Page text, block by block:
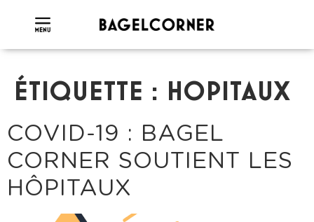
ÉTIQUETTE : HOPITAUX
COVID-19 : BAGEL
CORNER SOUTIENT LES
HÔPITAUX